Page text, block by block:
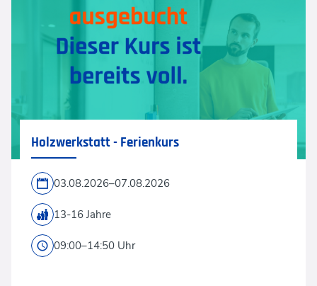
Holzwerkstatt - Ferienkurs
03.08.2026–07.08.2026
13-16 Jahre
09:00–14:50 Uhr